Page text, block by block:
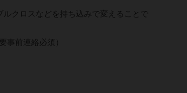
クロスなどを持ち込みで変えることで
事前連絡必須）